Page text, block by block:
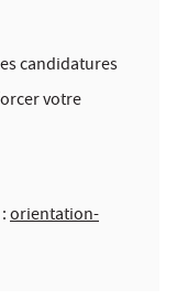
candidatures
votre
orientation-